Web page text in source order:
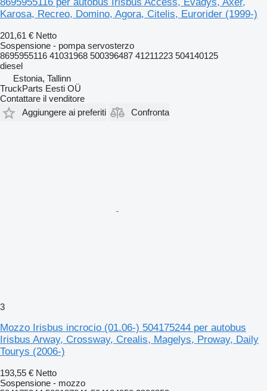
Karosa, Recreo, Domino, Agora, Citelis, Eurorider (1999-)
201,61 € Netto
Sospensione - pompa servosterzo
8695955116 41031968 500396487 41211223 504140125
diesel
Estonia, Tallinn
TruckParts Eesti OÜ
Contattare il venditore
Aggiungere ai preferiti
Confronta
3
Mozzo Irisbus incrocio (01.06-) 504175244 per autobus
Irisbus Arway, Crossway, Crealis, Magelys, Proway, Daily
Tourys (2006-)
193,55 € Netto
Sospensione - mozzo